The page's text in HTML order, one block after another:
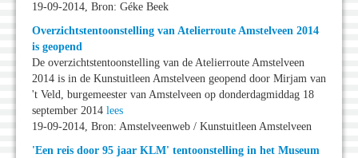
19-09-2014, Bron: Géke Beek
Overzichtstentoonstelling van Atelierroute Amstelveen 2014
is geopend
De overzichtstentoonstelling van de Atelierroute Amstelveen
2014 is in de Kunstuitleen Amstelveen geopend door Mirjam van
't Veld, burgemeester van Amstelveen op donderdagmiddag 18
september 2014 lees
19-09-2014, Bron: Amstelveenweb / Kunstuitleen Amstelveen
'Een reis door 95 jaar KLM' tentoonstelling in het Museum